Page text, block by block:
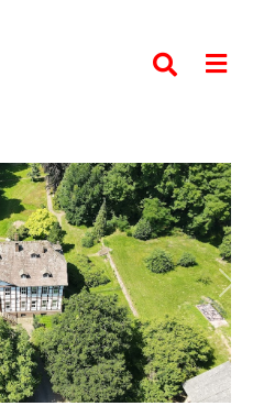
Next